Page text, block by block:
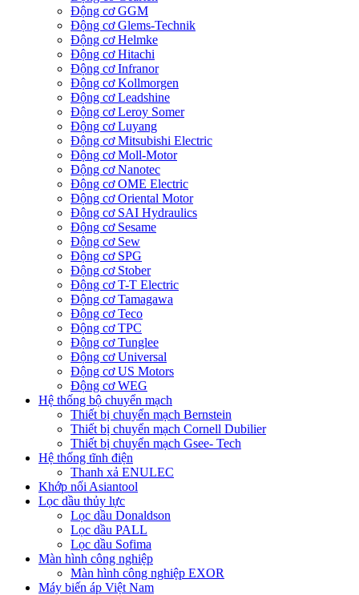
Động cơ GGM
Động cơ Glems-Technik
Động cơ Helmke
Động cơ Hitachi
Động cơ Infranor
Động cơ Kollmorgen
Động cơ Leadshine
Động cơ Leroy Somer
Động cơ Luyang
Động cơ Mitsubishi Electric
Động cơ Moll-Motor
Động cơ Nanotec
Động cơ OME Electric
Động cơ Oriental Motor
Động cơ SAI Hydraulics
Động cơ Sesame
Động cơ Sew
Động cơ SPG
Động cơ Stober
Động cơ T-T Electric
Động cơ Tamagawa
Động cơ Teco
Động cơ TPC
Động cơ Tunglee
Động cơ Universal
Động cơ US Motors
Động cơ WEG
Hệ thống bộ chuyển mạch
Thiết bị chuyển mạch Bernstein
Thiết bị chuyển mạch Cornell Dubilier
Thiết bị chuyển mạch Gsee- Tech
Hệ thống tĩnh điện
Thanh xả ENULEC
Khớp nối Asiantool
Lọc dầu thủy lực
Lọc dầu Donaldson
Lọc dầu PALL
Lọc dầu Sofima
Màn hình công nghiệp
Màn hình công nghiệp EXOR
Máy biến áp Việt Nam